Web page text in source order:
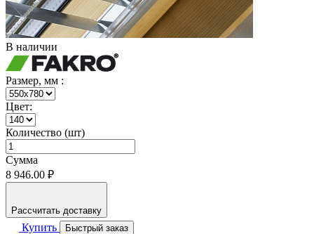
В наличии
Размер, мм :
Цвет:
Количество (шт)
Сумма
8 946.00 ₽
Рассчитать доставку
Купить Быстрый заказ